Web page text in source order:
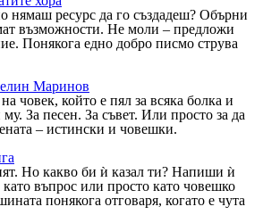
нямаш ресурс да го създадеш? Обърни
възможности. Не моли – предложи
Понякога едно добро писмо струва
Маринов
човек, който е пял за всяка болка и
За песен. За съвет. Или просто за да
– истински и човешки.
Но какво би ѝ казал ти? Напиши ѝ
въпрос или просто като човешко
понякога отговаря, когато е чута